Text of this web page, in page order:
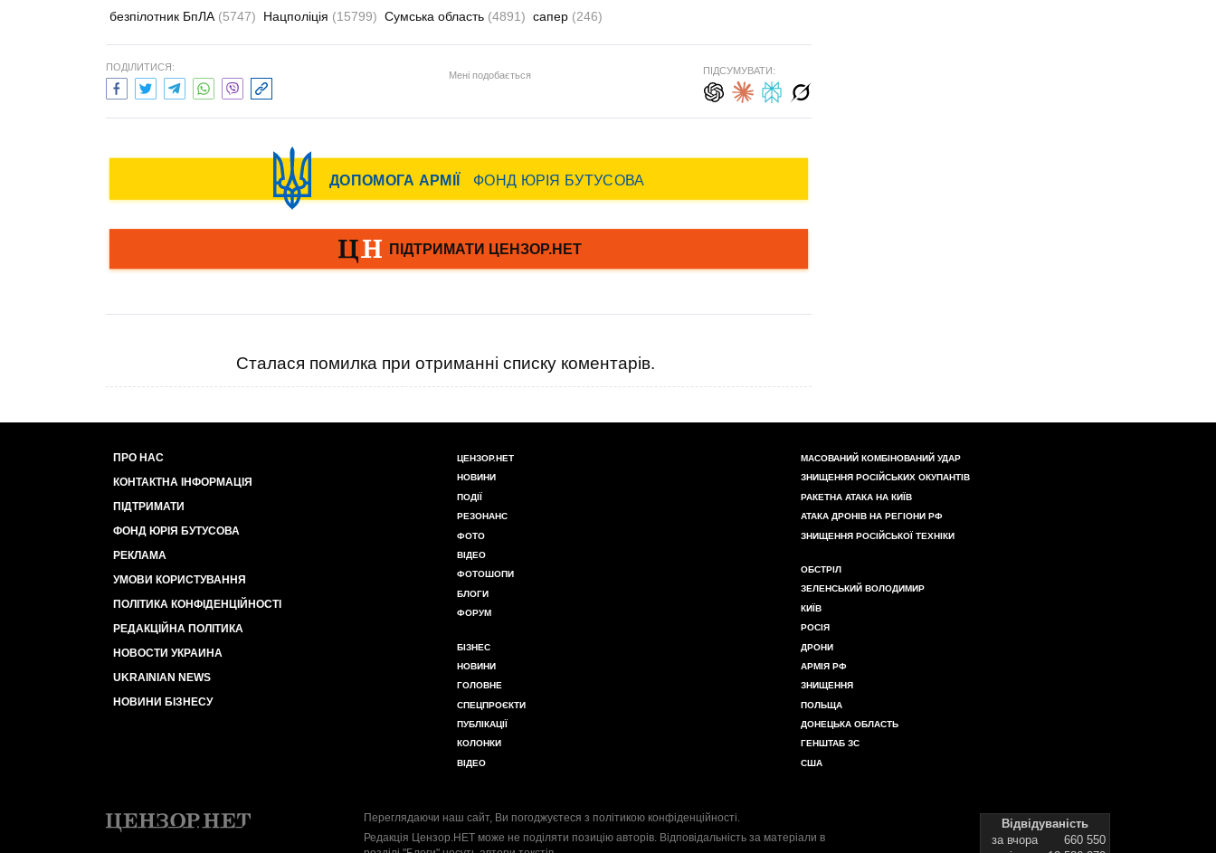
безпілотник БпЛА (5747) Нацполіція (15799) Сумська область (4891) сапер (246)
ПОДІЛИТИСЯ:
Мені подобається ПІДСУМУВАТИ:
Сталася помилка при отриманні списку коментарів.
ПРО НАС
КОНТАКТНА ІНФОРМАЦІЯ
ПІДТРИМАТИ
ФОНД ЮРІЯ БУТУСОВА
РЕКЛАМА
УМОВИ КОРИСТУВАННЯ
ПОЛІТИКА КОНФІДЕНЦІЙНОСТІ
РЕДАКЦІЙНА ПОЛІТИКА
НОВОСТИ УКРАИНА
UKRAINIAN NEWS
НОВИНИ БІЗНЕСУ
ЦЕНЗОР.НЕТ
НОВИНИ
ПОДІЇ
РЕЗОНАНС
ФОТО
ВІДЕО
ФОТОШОПИ
БЛОГИ
ФОРУМ
БІЗНЕС
НОВИНИ
ГОЛОВНЕ
СПЕЦПРОЄКТИ
ПУБЛІКАЦІЇ
КОЛОНКИ
ВІДЕО
МАСОВАНИЙ КОМБІНОВАНИЙ УДАР
ЗНИЩЕННЯ РОСІЙСЬКИХ ОКУПАНТІВ
РАКЕТНА АТАКА НА КИЇВ
АТАКА ДРОНІВ НА РЕГІОНИ РФ
ЗНИЩЕННЯ РОСІЙСЬКОЇ ТЕХНІКИ
ОБСТРІЛ
ЗЕЛЕНСЬКИЙ ВОЛОДИМИР
КИЇВ
РОСІЯ
ДРОНИ
АРМІЯ РФ
ЗНИЩЕННЯ
ПОЛЬЩА
ДОНЕЦЬКА ОБЛАСТЬ
ГЕНШТАБ ЗС
США
Переглядаючи наш сайт, Ви погоджуєтеся з політикою конфіденційності.
Редакція Цензор.НЕТ може не поділяти позицію авторів. Відповідальність за матеріали в
Відвідуваність
за вчора
660 550